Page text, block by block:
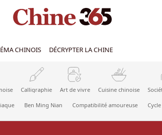
CHINOIS DÉCRYPTER LA CHINE
Calligraphie Art de vivre Cuisine chinoise
Ben Ming Nian Compatibilité amoureuse